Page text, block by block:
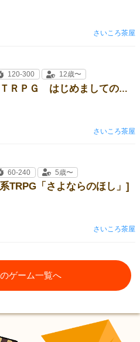
さいころ茶屋
[人物創造ＴＲＰＧ はじめましてのはじめから]
120-300 12歳〜
さいころ茶屋
TRPG「さよならのほし」]
60-240 5歳〜
さいころ茶屋
ゲーム一覧へ